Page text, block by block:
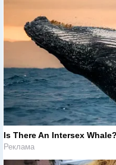
Is There An Intersex
Реклама